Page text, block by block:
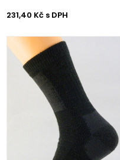
231,40 Kč s DPH